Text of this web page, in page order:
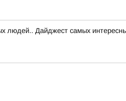
Дайджест самых